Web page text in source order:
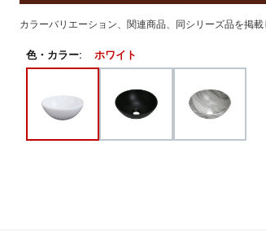
カラーバリエーション、関連商品、同シリーズ品を掲載
色・カラー: ホワイト